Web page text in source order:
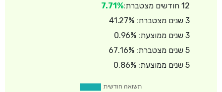
12 חודשים מצטברת:
7.71%
3 שנים מצטברת: 41.27%
3 שנים ממוצעת: 0.96%
5 שנים מצטברת: 67.16%
5 שנים ממוצעת: 0.86%